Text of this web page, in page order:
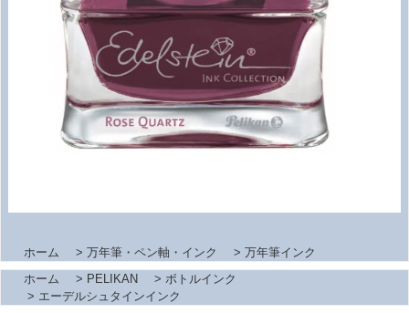
ホーム > 万年筆・ペン軸・インク > 万年筆インク
ホーム
> PELIKAN > ボトルインク
> エーデルシュタインインク